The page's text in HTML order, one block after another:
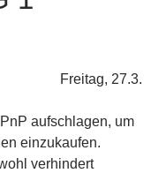
Freitag, 27.3.
aufschlagen, um
einzukaufen.
verhindert